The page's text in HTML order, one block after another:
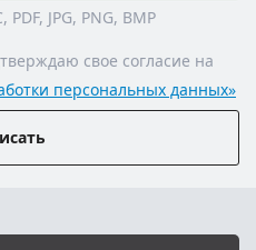
JPG, PNG, BMP
свое согласие на
персональных данных»